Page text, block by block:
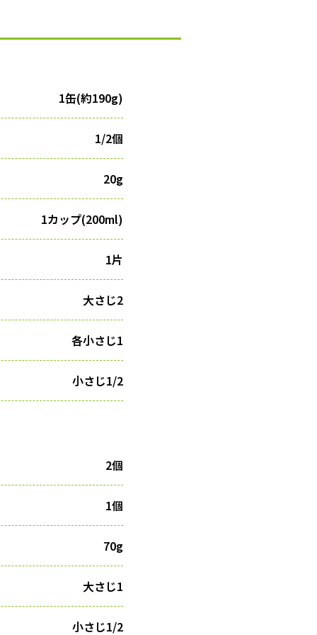
1缶(約190g)
1/2個
20g
1カップ(200ml)
1片
大さじ2
各小さじ1
小さじ1/2
2個
1個
70g
大さじ1
小さじ1/2